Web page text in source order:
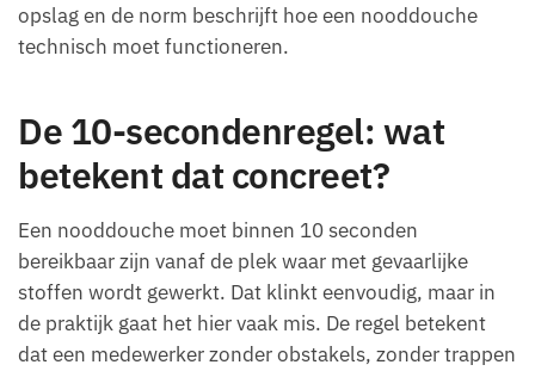
opslag en de norm beschrijft hoe een nooddouche
technisch moet functioneren.
De 10-secondenregel: wat
betekent dat concreet?
Een nooddouche moet binnen 10 seconden
bereikbaar zijn vanaf de plek waar met gevaarlijke
stoffen wordt gewerkt. Dat klinkt eenvoudig, maar in
de praktijk gaat het hier vaak mis. De regel betekent
dat een medewerker zonder obstakels, zonder trappen